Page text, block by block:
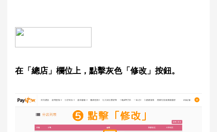
在「總店」欄位上，點擊灰色「修改」按鈕。